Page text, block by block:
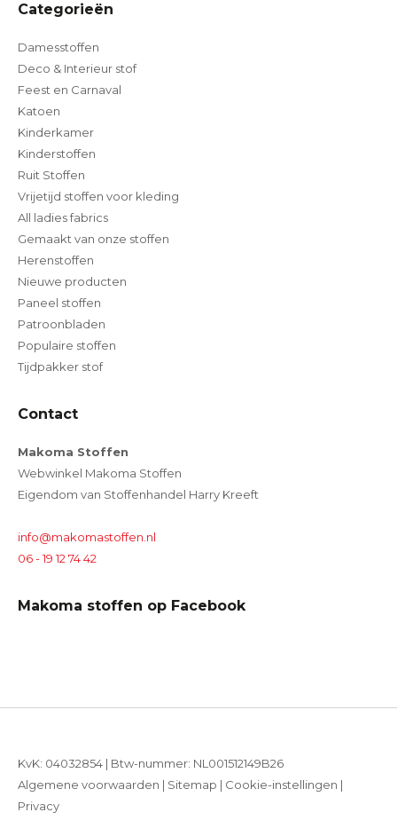
Categorieën
Damesstoffen
Deco & Interieur stof
Feest en Carnaval
Katoen
Kinderkamer
Kinderstoffen
Ruit Stoffen
Vrijetijd stoffen voor kleding
All ladies fabrics
Gemaakt van onze stoffen
Herenstoffen
Nieuwe producten
Paneel stoffen
Patroonbladen
Populaire stoffen
Tijdpakker stof
Contact
Makoma Stoffen
Webwinkel Makoma Stoffen
Eigendom van Stoffenhandel Harry Kreeft
info@makomastoffen.nl
06 - 19 12 74 42
Makoma stoffen op Facebook
KvK: 04032854 | Btw-nummer: NL001512149B26
Algemene voorwaarden | Sitemap | Cookie-instellingen |
Privacy